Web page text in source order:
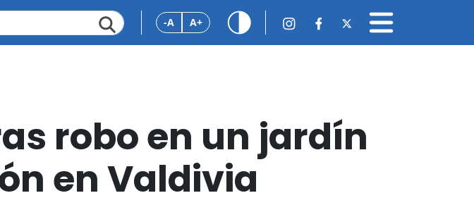
-A A+
robo en un jardín
en Valdivia